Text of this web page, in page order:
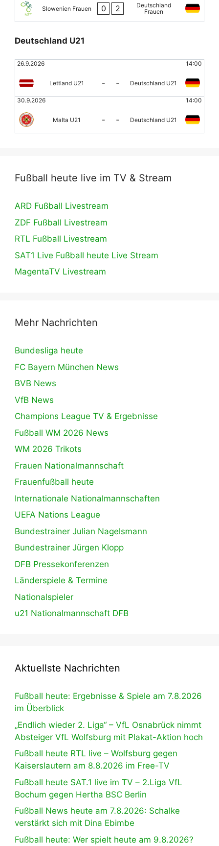
Slowenien Frauen 0 2
Deutschland
Frauen
Deutschland U21
26.9.2026 14:00
Lettland U21 - - Deutschland U21
30.9.2026 14:00
Malta U21 - - Deutschland U21
Fußball heute live im TV & Stream
ARD Fußball Livestream
ZDF Fußball Livestream
RTL Fußball Livestream
SAT1 Live Fußball heute Live Stream
MagentaTV Livestream
Mehr Nachrichten
Bundesliga heute
FC Bayern München News
BVB News
VfB News
Champions League TV & Ergebnisse
Fußball WM 2026 News
WM 2026 Trikots
Frauen Nationalmannschaft
Frauenfußball heute
Internationale Nationalmannschaften
UEFA Nations League
Bundestrainer Julian Nagelsmann
Bundestrainer Jürgen Klopp
DFB Pressekonferenzen
Länderspiele & Termine
Nationalspieler
u21 Nationalmannschaft DFB
Aktuellste Nachrichten
Fußball heute: Ergebnisse & Spiele am 7.8.2026
im Überblick
„Endlich wieder 2. Liga“ – VfL Osnabrück nimmt
Absteiger VfL Wolfsburg mit Plakat-Aktion hoch
Fußball heute RTL live – Wolfsburg gegen
Kaiserslautern am 8.8.2026 im Free-TV
Fußball heute SAT.1 live im TV – 2.Liga VfL
Bochum gegen Hertha BSC Berlin
Fußball News heute am 7.8.2026: Schalke
verstärkt sich mit Dina Ebimbe
Fußball heute: Wer spielt heute am 9.8.2026?